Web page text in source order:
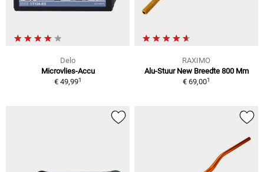
Delo
Microvlies-Accu
€ 49,991
RAXIMO
Alu-Stuur New Breedte 800 Mm
€ 69,001